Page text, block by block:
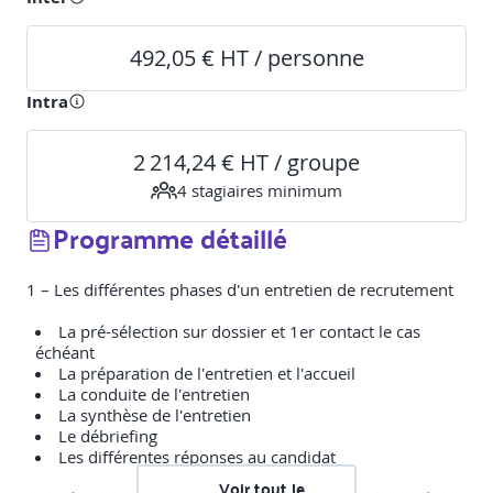
492,05 € HT / personne
Intra
2 214,24 € HT / groupe
4 stagiaires minimum
Programme détaillé
1 – Les différentes phases d'un entretien de recrutement
La pré-sélection sur dossier et 1er contact le cas
échéant
La préparation de l'entretien et l'accueil
La conduite de l'entretien
La synthèse de l'entretien
Le débriefing
Les différentes réponses au candidat